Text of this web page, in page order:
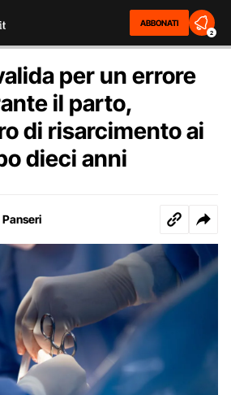
ABBONATI
2
per un errore
il parto,
di risarcimento ai
dieci anni
Panseri